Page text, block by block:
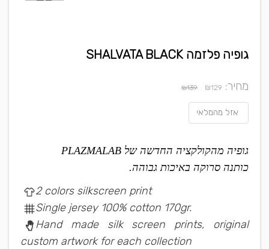
גופיה פלזמה SHALVATA BLACK
מחיר: ₪129
₪139
אזל מהמלאי
גופיה מהקולקציה החדשה של PLAZMALAB
כותנה סרוקה באיכות גבוהה.
2 colors silkscreen print
Single jersey 100% cotton 170gr.
Hand made silk screen prints, original
custom artwork for each collection